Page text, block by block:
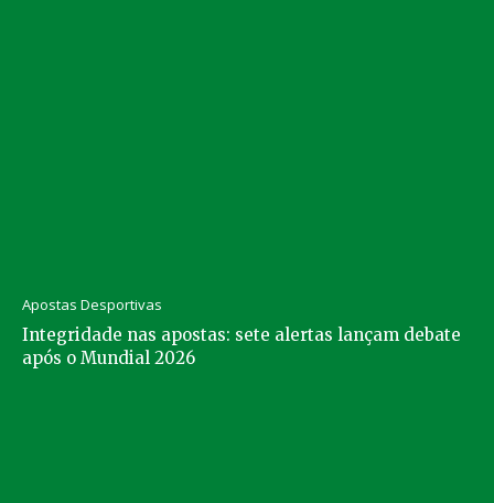
Apostas Desportivas
Integridade nas apostas: sete alertas lançam debate
após o Mundial 2026